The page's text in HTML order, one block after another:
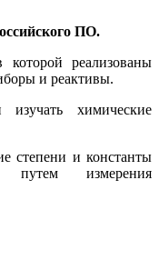
ПО.
которой реализованы
и реактивы.
изучать химические
степени и константы
путем измерения